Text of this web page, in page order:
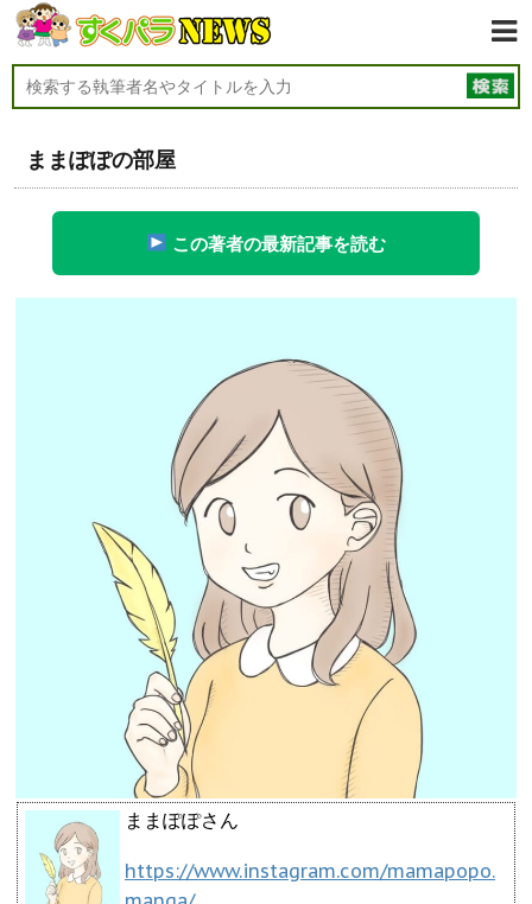
ままぽぽの部屋
この著者の最新記事を読む
ままぽぽさん
https://www.instagram.com/mamapopo.